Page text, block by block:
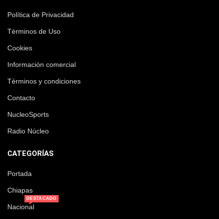
Política de Privacidad
Términos de Uso
Cookies
Información comercial
Términos y condiciones
Contacto
NucleoSports
Radio Núcleo
CATEGORÍAS
Portada
Chiapas
Nacional
DESTACADO